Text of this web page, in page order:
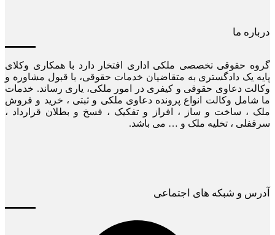
درباره ما
گروه حقوقی تخصصی ملکی اداری افتخار دارد با همکاری وکلای
پایه یک دادگستری به متقاضیان خدمات حقوقی، با قبول مشاوره و
وکالت دعاوی حقوقی و کیفری در امور ملکی، یاری رساند. خدمات
ما شامل وکالت انواع پرونده دعاوی ملکی و ثبتی ، خرید و فروش
ملک ، ساخت و ساز ، افراز و تفکیک ، فسخ و بطلان قرارداد ،
سرقفلی ، تخلیه ملک و … می باشد.
آدرس و شبکه های اجتماعی